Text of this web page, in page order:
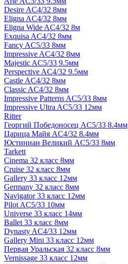
Desire AC4/32 8мм
Eligna AC4/32 8мм
Eligna Wide AC4/32 8м
Exquisa AC4/32 8мм
Fancy AC5/33 8мм
Impressive AC4/32 8мм
Majestic AC5/33 9.5мм
Perspective AC4/32 9.5мм
Castle AC4/32 8мм
Classic AC4/32 8мм
Impressive Patterns AC5/33 8мм
Impressive Ultra AC5/33 12мм
Ritter
Георгий Победоносец AC5/33 8.4мм
Царица Майя AC4/32 8.4мм
Юстиниан Великий AC5/33 8мм
Tarkett
Cinema 32 класс 8мм
Cruise 32 класс 8мм
Gallery 33 класс 12мм
Germany 32 класс 8мм
Navigator 33 класс 12мм
Pilot AC5/33 10мм
Universe 33 класс 14мм
Ballet 33 класс 8мм
Dynasty AC4/33 12мм
Gallery Mini 33 класс 12мм
Первая Уральская 32 класс 8мм
Vernissage 33 класс 12мм